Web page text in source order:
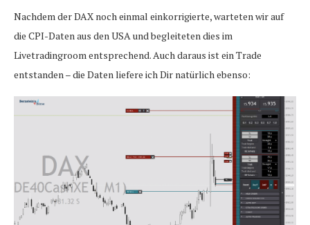
Nachdem der DAX noch einmal einkorrigierte, warteten wir auf
die CPI-Daten aus den USA und begleiteten dies im
Livetradingroom entsprechend. Auch daraus ist ein Trade
entstanden – die Daten liefere ich Dir natürlich ebenso: